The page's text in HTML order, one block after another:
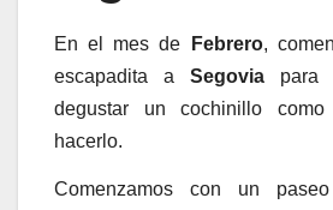
En el mes de Febrero,
escapadita a Segoviapara
degustar un cochinillo
hacerlo.
Comenzamos con un